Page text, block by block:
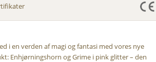
i en verden af magi og fantasi med vores nye
Enhjørningshorn og Grime i pink glitter – den